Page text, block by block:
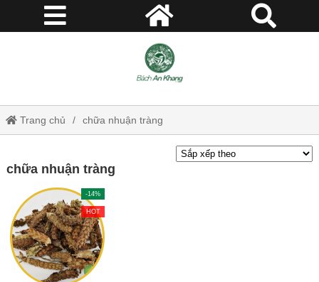
Trang chủ chữa nhuận tràng
chữa nhuận tràng
-14%
HOT